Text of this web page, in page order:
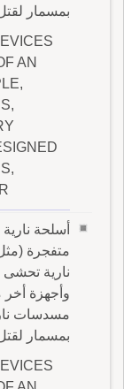
بمسمار
AN
أسلحة
متفجرة
نارية
وأجهزة
مسدسات
بمسمار